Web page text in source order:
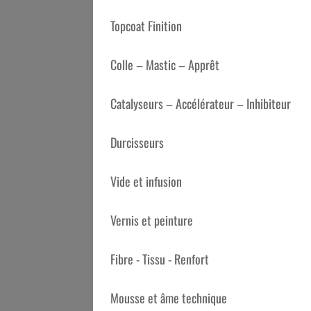
Topcoat Finition
Colle – Mastic – Apprêt
Catalyseurs – Accélérateur – Inhibiteur
Durcisseurs
Vide et infusion
Vernis et peinture
Fibre - Tissu - Renfort
Mousse et âme technique